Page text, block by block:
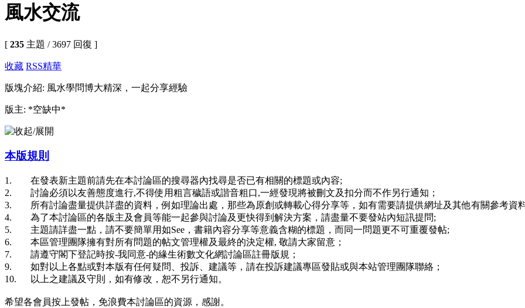
風水交流
[ 235 主題 / 3697 回復 ]
收藏 RSS精華
版塊介紹: 風水學問博大精深，一起分享經驗
版主: *空缺中*
本版規則
1. 在發表新主題前請先在本討論區的搜尋器內找尋是否已有相關的標題或內容;
2. 討論必須以友善態度進行,不得使用粗言穢語或諧音粗口,一經發現將被刪文及扣分而不作另行通知；
3. 所有討論盡量提供詳盡的資料，例如理論出處，那些為原創或轉載心得分享等，如有需要請提供網址及其他有關參考資
4. 為了本討論區的各版主及會員等能一起參與討論及更快得到解決方案，請盡量不要發站內短訊提問;
5. 主題請詳盡一點，請不要簡單用如See，書籍內容分享等意義含糊的標題，而同一問題更不可重覆發帖;
6. 本區管理團隊擁有對所有問題的帖文管理權及最終的決定權, 敬請大家留意；
7. 請遵守閣下登記時按-我同意-的緣生術數文化網討論區註冊版規；
9. 如對以上各點或對本版有任何疑問、投訴、建議等，請在投訴建議專區發貼或與本站管理團隊聯絡；
10. 以上之建議及守則，如有修改，恕不另行通知。
希望各會員按上發帖，免浪費本討論區的資源，感謝。